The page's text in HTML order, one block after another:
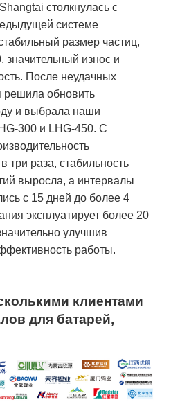
столкнулась с
системе
размер частиц,
значительный износ и
После неудачных
обновить
и выбрала наши
300 и LHG-450. С
три раза, стабильность
выросла, а интервалы
с 15 дней до более 4
эксплуатирует более 20
улучшив
работы.
клиентами
для батарей,